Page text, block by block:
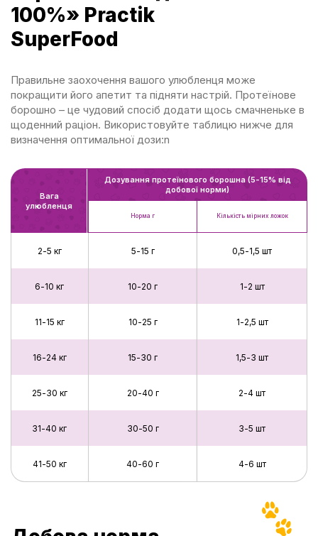
100%» Practik
SuperFood
Правильне заохочення вашого улюбленця може
покращити його апетит та підняти настрій. Протеїнове
борошно – це чудовий спосіб додати щось смачненьке в
щоденний раціон. Використовуйте таблицю нижче для
визначення оптимальної дози:n
Вага
улюбленця
2-5 кг
6-10 кг
11-15 кг
16-24 кг
25-30 кг
31-40 кг
41-50 кг
Дозування протеїнового борошна (5-15% від
добової норми)
Норма г Кількість мірних ложок
5-15 г
10-20 г
10-25 г
15-30 г
20-40 г
30-50 г
40-60 г
0,5-1,5 шт
1-2 шт
1-2,5 шт
1,5-3 шт
2-4 шт
3-5 шт
4-6 шт